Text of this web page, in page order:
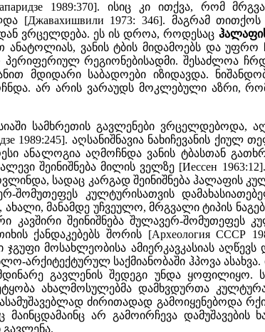
1989:370]. ისიც კი ითქვა, რომ
[Джавахишвили 1973: 346]. მაგრამ
ვრცელდება. ეს ის დროა, როდესაც
ანატოლიას, ვანის ტბის მიდამოებს და
რეგიონებისადმი. შესაძლოა
მდიდარი საბადოები იზიდავდა.
არ არის ვარაუდს მოკლებული აზრი,
სამხრეთის გავლენები ვრცელდებოდა,
1989:245]. აღსანიშნავია ნახიჩევანის ქიულ
ანალოგია აღმოჩნდა ვანის ტბასთან
შეინიშნება მილის ველზე [Иессен
სადაც კარგად შეინიშნება ჰალაფის
კულტურისათვის
მანამდე უჩვეულო, მრგვალი ტიპის
კავშირი შეინიშნება შულავერ-შომუთეფეს
ქანდაკებებს შორის [Археология СССР
მოსახლეობისა ამიერკავკასიას
არქიტექტურულ საქმიანობაში ჰპოვა
გავლენის შედეგი უნდა
ახალმოსულებმა დამხვდურთა
ძირითადად გამოიყენებოდა
არ გამოირჩევა დამუშავების